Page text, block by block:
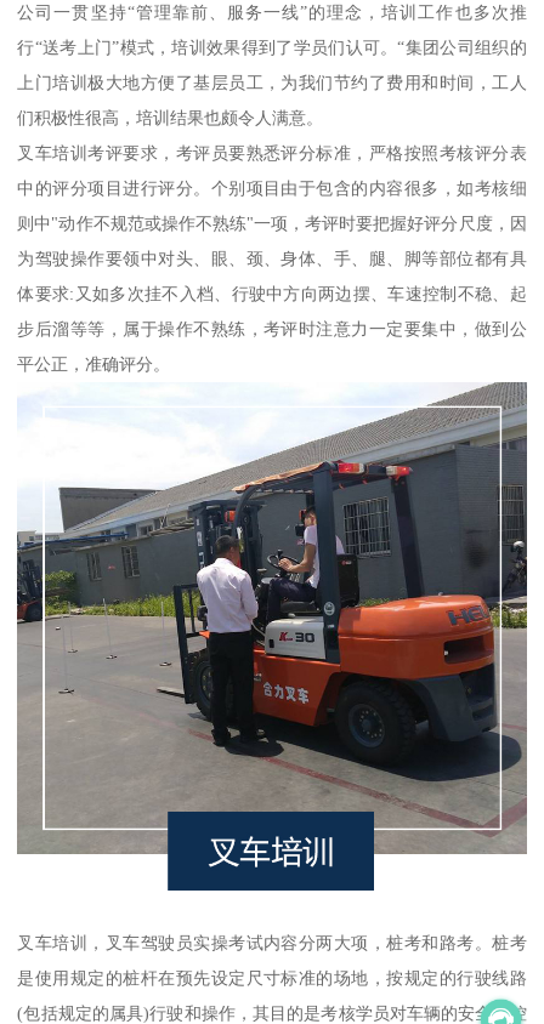
公司一贯坚持“管理靠前、服务一线”的理念，培训工作也多次推
行“送考上门”模式，培训效果得到了学员们认可。“集团公司组织的
上门培训极大地方便了基层员工，为我们节约了费用和时间，工人
们积极性很高，培训结果也颇令人满意。
叉车培训考评要求，考评员要熟悉评分标准，严格按照考核评分表
中的评分项目进行评分。个别项目由于包含的内容很多，如考核细
则中"动作不规范或操作不熟练"一项，考评时要把握好评分尺度，因
为驾驶操作要领中对头、眼、颈、身体、手、腿、脚等部位都有具
体要求:又如多次挂不入档、行驶中方向两边摆、车速控制不稳、起
步后溜等等，属于操作不熟练，考评时注意力一定要集中，做到公
平公正，准确评分。
叉车培训，叉车驾驶员实操考试内容分两大项，桩考和路考。桩考
是使用规定的桩杆在预先设定尺寸标准的场地，按规定的行驶线路
(包括规定的属具)行驶和操作，其目的是考核学员对车辆的安全操控